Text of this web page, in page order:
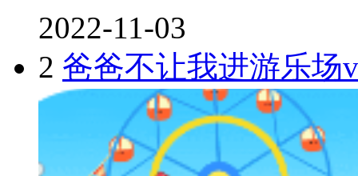
2022-11-03
2 爸爸不让我进游乐场